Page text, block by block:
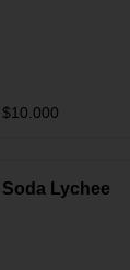
$10.000
Soda Lychee